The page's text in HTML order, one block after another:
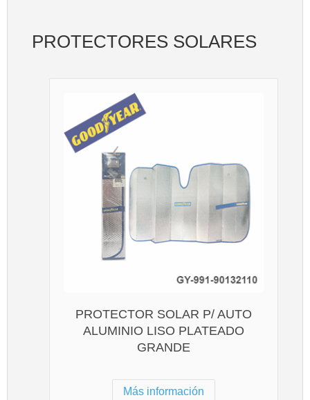
PROTECTORES SOLARES
PROTECTOR SOLAR P/ AUTO
ALUMINIO LISO PLATEADO
GRANDE
Más información